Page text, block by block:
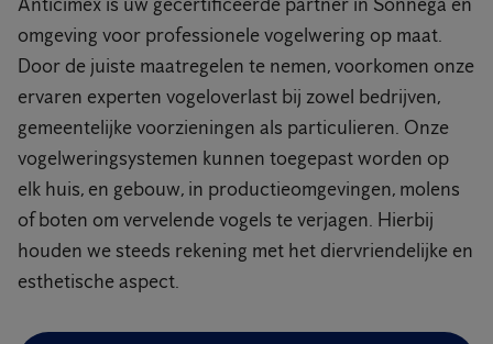
omgeving voor professionele vogelwering op maat.
Door de juiste maatregelen te nemen, voorkomen onze
ervaren experten vogeloverlast bij zowel bedrijven,
gemeentelijke voorzieningen als particulieren. Onze
vogelweringsystemen kunnen toegepast worden op
elk huis, en gebouw, in productieomgevingen, molens
of boten om vervelende vogels te verjagen. Hierbij
houden we steeds rekening met het diervriendelijke en
esthetische aspect.